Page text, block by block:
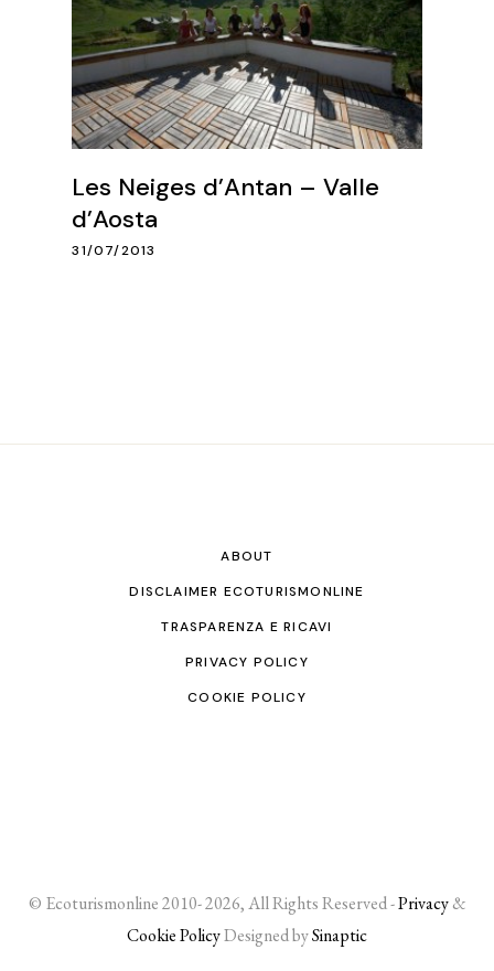
Les Neiges d’Antan – Valle
d’Aosta
31/07/2013
ABOUT
DISCLAIMER ECOTURISMONLINE
TRASPARENZA E RICAVI
PRIVACY POLICY
COOKIE POLICY
© Ecoturismonline 2010- 2026, All Rights Reserved -Privacy&
Cookie PolicyDesigned bySinaptic